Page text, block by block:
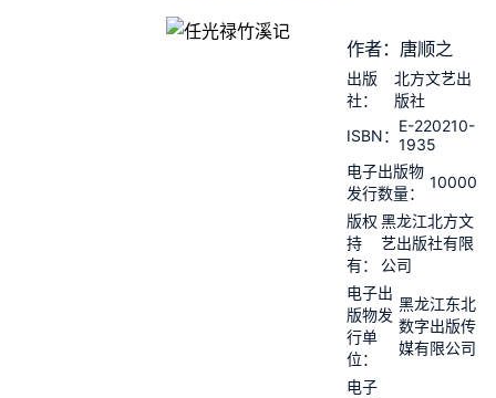
作者：唐顺之
出版
社：
北方文艺出
版社
ISBN：
E-220210-
1935
电子出版物
发行数量：
10000
版权
持
有：
黑龙江北方文
艺出版社有限
公司
电子出
版物发
行单
位：
黑龙江东北
数字出版传
媒有限公司
电子